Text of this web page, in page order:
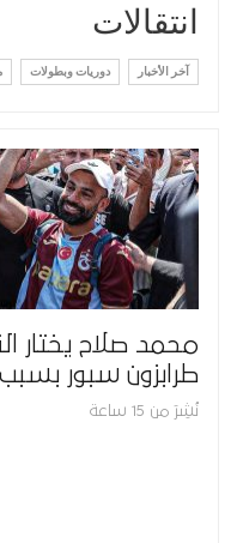
انتقالات
آخر الأخبار دوريات وبطولات
طرابزون سبور
نُشِرَ من 15 ساعة